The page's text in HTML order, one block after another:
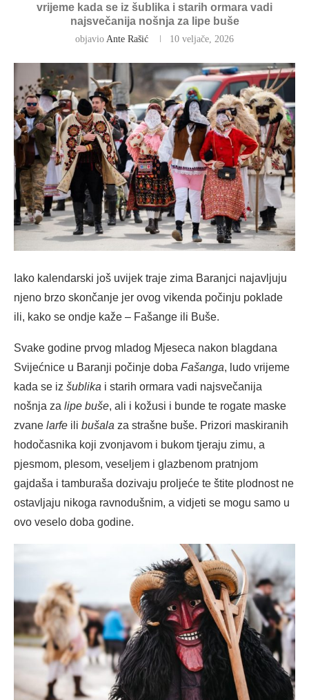
vrijeme kada se iz šublika i starih ormara vadi
najsvečanija nošnja za lipe buše
objavio Ante Rašić 10 veljače, 2026
Iako kalendarski još uvijek traje zima Baranjci najavljuju
njeno brzo skončanje jer ovog vikenda počinju poklade
ili, kako se ondje kaže – Fašange ili Buše.
Svake godine prvog mladog Mjeseca nakon blagdana
Svijećnice u Baranji počinje doba Fašanga, ludo vrijeme
kada se iz šublika i starih ormara vadi najsvečanija
nošnja za lipe buše, ali i kožusi i bunde te rogate maske
zvane larfe ili bušala za strašne buše. Prizori maskiranih
hodočasnika koji zvonjavom i bukom tjeraju zimu, a
pjesmom, plesom, veseljem i glazbenom pratnjom
gajdaša i tamburaša dozivaju proljeće te štite plodnost ne
ostavljaju nikoga ravnodušnim, a vidjeti se mogu samo u
ovo veselo doba godine.